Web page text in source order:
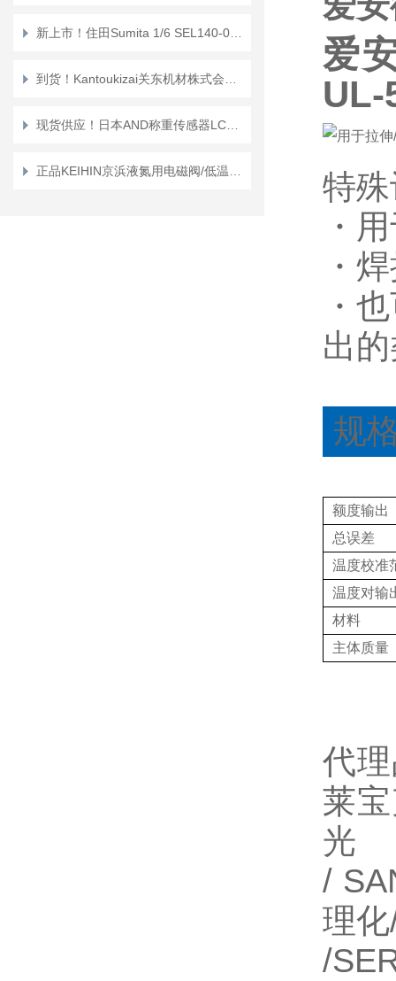
爱
UL-
特
・
・
・
出
规
额度输出
总误差
温度校准
温度对输
材料
主体质量
代
莱
光
/
理
/